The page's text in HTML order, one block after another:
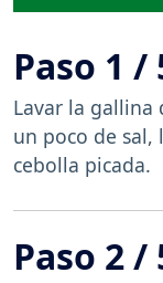
Paso 1 /
Lavar la gallina
un poco de sal,
cebolla picada.
Paso 2 /